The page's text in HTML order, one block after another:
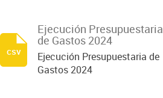
Ejecución Presupuestaria
de Gastos 2024
Ejecución Presupuestaria de
Gastos 2024
csv